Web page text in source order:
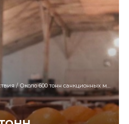
/Около 600 тонн санкционных мандаринов под видом турецких пытались провезти через Новороссийск